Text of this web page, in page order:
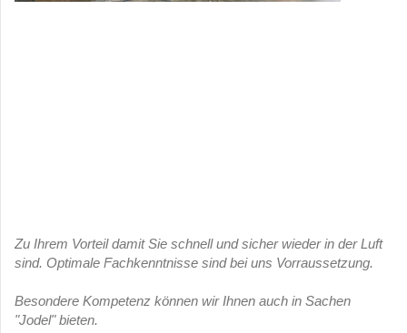
Zu Ihrem Vorteil damit Sie schnell und sicher wieder in der Luft
sind. Optimale Fachkenntnisse sind bei uns Vorraussetzung.
Besondere Kompetenz können wir Ihnen auch in Sachen
"Jodel" bieten.